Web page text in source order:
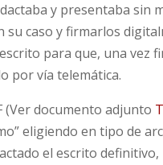
y presentaba sin
caso y firmarlos
para que, una vez
por vía telemática.
documento adjunto
eligiendo en tipo de
el escrito